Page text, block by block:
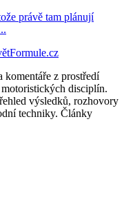
právě tam plánují
komentáře z prostředí
disciplín.
výsledků, rozhovory
techniky. Články